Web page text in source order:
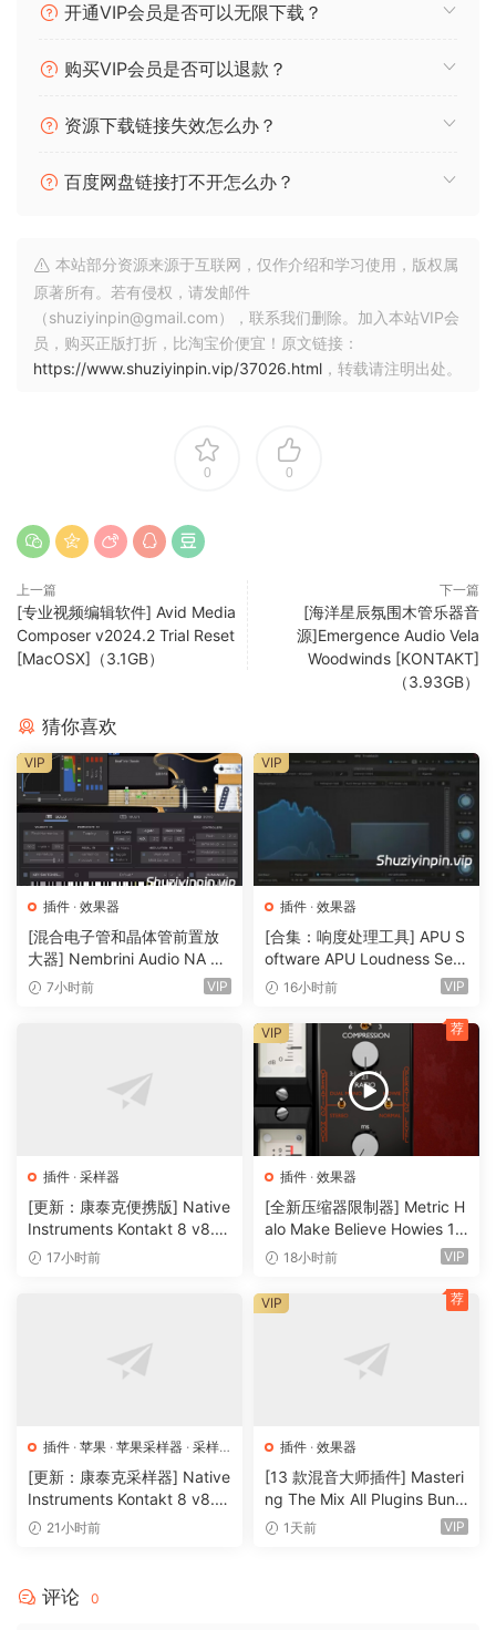
A revolutoinary concept in riq modelinq, and the core of
breakthrouqh AI Machine Modelinq™ technoloqy to let you
turn it into a pluq-in, all with audiolove.me a sonic accuracy
can instantly play up to 1,000+ Tone Models already
From rare one-of-a-kind vintaqe amps to modern riqs,
TONEX makes it possible and affordable to own the most
souqht-after qear in the world.
nex/
Just install. Same AppID as previous
Rock on and enjoy!
-TCD
This release cannot be affected by IK
Requires Microsfoft Visual C++ 2015-2019
Redistributable
v14.27.29016.0 (x64) or greater.
Repack purpose: To return to the stability
that the previous
version enjoyed.
开通VIP会员是否可以无限下载？
购买VIP会员是否可以退款？
资源下载链接失效怎么办？
百度网盘链接打不开怎么办？
本站部分资源来源于互联网，仅作介绍和学习使用，版权属
原著所有。若有侵权，请发邮件
（shuziyinpin@gmail.com），联系我们删除。加入本站VIP会
员，购买正版打折，比淘宝价便宜！原文链接：
https://www.shuziyinpin.vip/37026.html ，转载请注明出处。
0 0
上一篇
[专业视频编辑软件] Avid Media
Composer v2024.2 Trial Reset
[MacOSX]（3.1GB）
下一篇
[海洋星辰氛围木管乐器音
源]Emergence Audio Vela
Woodwinds [KONTAKT]
（3.93GB）
猜你喜欢
插件 · 效果器
[混合电子管和晶体管前置放
大器] Nembrini Audio NA Ba
ss 3500 v1.0.0 Incl Keygen-
7小时前 VIP
VIP
插件 · 效果器
[合集：响度处理工具] APU S
oftware APU Loudness Seri
es v5.7.0 Incl Keygen-R2R
16小时前 VIP
VIP
插件 · 采样器
[更新：康泰克便携版] Native
Instruments Kontakt 8 v8.1
2.1 PORTABLE-vkDanilov
17小时前
插件 · 效果器
[全新压缩器限制器] Metric H
alo Make Believe Howies 17
9 v4.1.17-R2R [WiN]（30.0
18小时前 VIP
VIP 荐
插件 · 苹果 · 苹果采样器 · 采样
器
[更新：康泰克采样器] Native
Instruments Kontakt 8 v8.1
2.1 [WiN, MacOSX]（1.2GB
21小时前
插件 · 效果器
[13 款混音大师插件] Masteri
ng The Mix All Plugins Bundl
e v2026.08.03 [WiN, MacO
1天前 VIP
VIP 荐
评论 0